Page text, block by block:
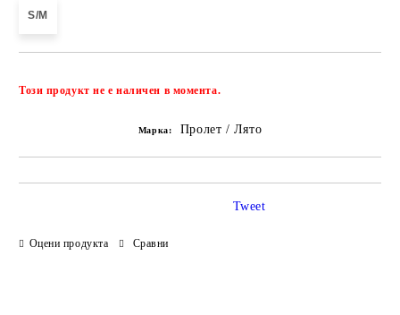
S/M
Този продукт не е наличен в момента.
Марка: Пролет / Лято
Оцени продукта Сравни
Tweet